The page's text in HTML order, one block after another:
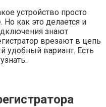
устройство просто
Но как это делается и
знают
врезают в цепь
удобный вариант. Есть